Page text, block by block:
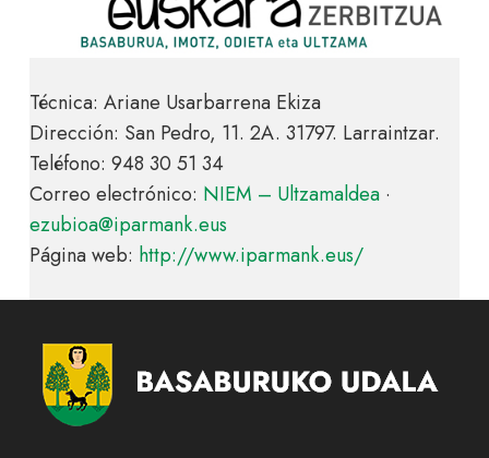
Técnica: Ariane Usarbarrena Ekiza
Dirección: San Pedro, 11. 2A. 31797. Larraintzar.
Teléfono: 948 30 51 34
Correo electrónico: NIEM – Ultzamaldea ·
ezubioa@iparmank.eus
Página web: http://www.iparmank.eus/